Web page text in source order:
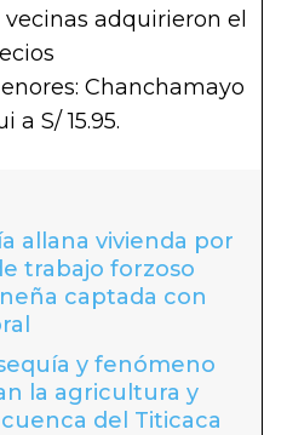
adquirieron el
Chanchamayo
a S/ 15.95.
allana vivienda por
trabajo forzoso
captada con
y fenómeno
la agricultura y
del Titicaca